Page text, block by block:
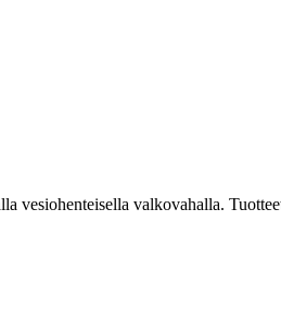
vesiohenteisella valkovahalla.